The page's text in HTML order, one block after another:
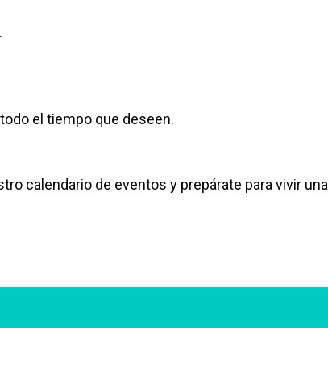
el tiempo que deseen.
calendario de eventos y prepárate para vivir una